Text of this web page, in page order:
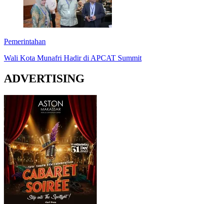
Pemerintahan
Wali Kota Munafri Hadir di APCAT Summit
ADVERTISING